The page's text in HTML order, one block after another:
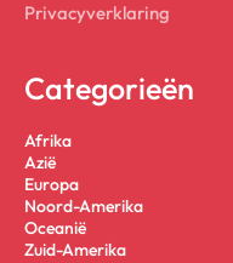
Privacyverklaring
Categorieën
Afrika
Azië
Europa
Noord-Amerika
Oceanië
Zuid-Amerika